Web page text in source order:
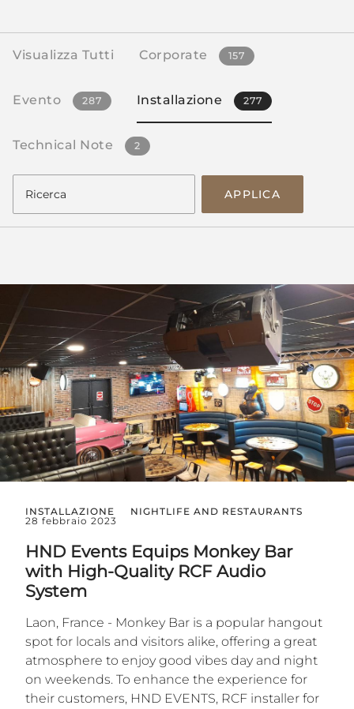
Visualizza Tutti Corporate 157
Evento 287 Installazione 277
Technical Note 2
APPLICA
INSTALLAZIONE
NIGHTLIFE AND RESTAURANTS
28 febbraio 2023
HND Events Equips Monkey Bar
with High-Quality RCF Audio
System
Laon, France - Monkey Bar is a popular hangout
spot for locals and visitors alike, offering a great
atmosphere to enjoy good vibes day and night
on weekends. To enhance the experience for
their customers, HND EVENTS, RCF installer for